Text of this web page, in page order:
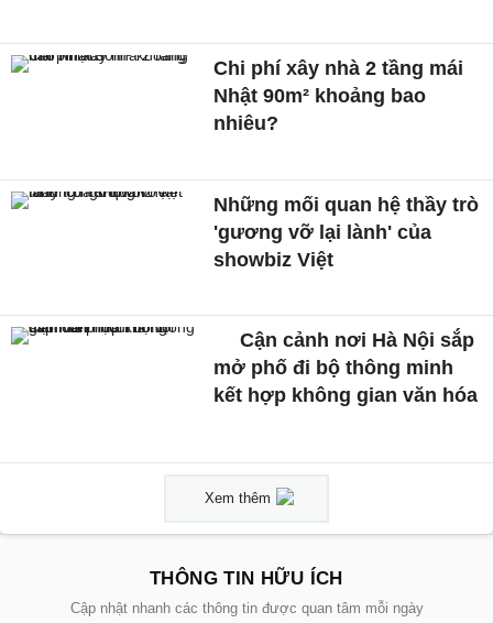
Chi phí xây nhà 2 tầng mái
Nhật 90m² khoảng bao
nhiêu?
Những mối quan hệ thầy trò
'gương vỡ lại lành' của
showbiz Việt
Cận cảnh nơi Hà Nội sắp
mở phố đi bộ thông minh
kết hợp không gian văn hóa
Xem thêm
THÔNG TIN HỮU ÍCH
Cập nhật nhanh các thông tin được quan tâm mỗi ngày